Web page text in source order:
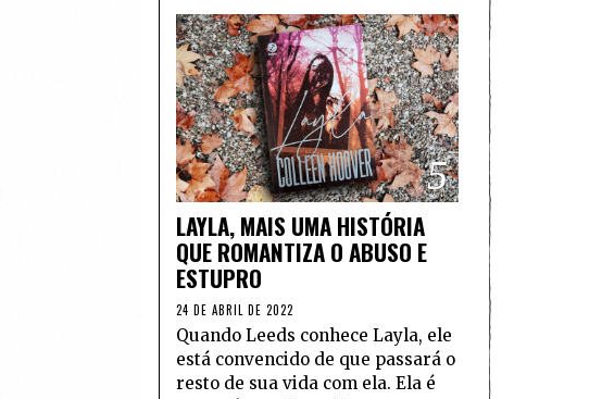
5
LAYLA, MAIS UMA HISTÓRIA
QUE ROMANTIZA O ABUSO E
ESTUPRO
24 DE ABRIL DE 2022
Quando Leeds conhece Layla, ele
está convencido de que passará o
resto de sua vida com ela. Ela é